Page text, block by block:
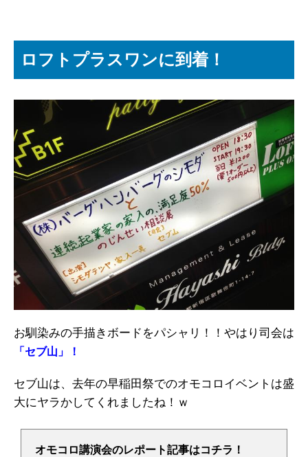
ロフトプラスワンに到着！
お馴染みの手描きボードをパシャリ！！やはり司会は
「セブ山」！
セブ山は、去年の早稲田祭でのオモコロイベントは盛
大にヤラかしてくれましたね！ｗ
オモコロ講演会のレポート記事はコチラ！